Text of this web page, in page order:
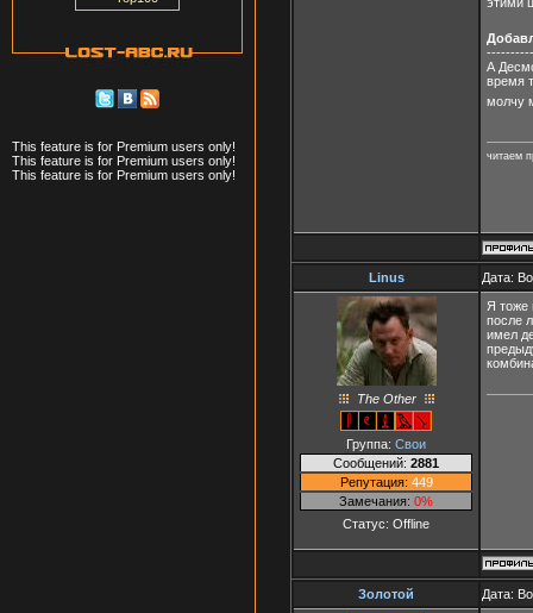
This feature is for Premium users only!
This feature is for Premium users only!
This feature is for Premium users only!
А
время
молчу
читаем
Linus Дата:
The Other
Группа: Свои
Сообщений: 2881
Репутация: 449
Замечания: 0%
Статус: Offline
Я тоже
после
имел
Золотой Дата: